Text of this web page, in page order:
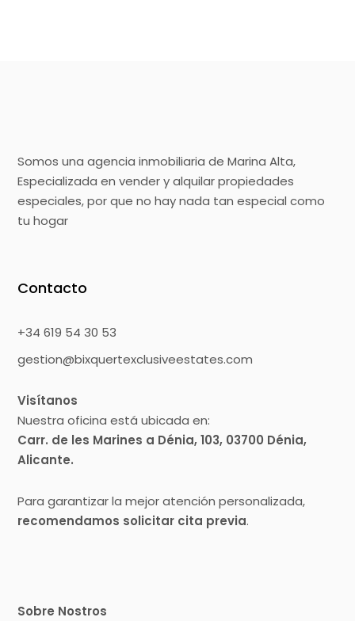
Somos una agencia inmobiliaria de Marina Alta,
Especializada en vender y alquilar propiedades
especiales, por que no hay nada tan especial como
tu hogar
Contacto
+34 619 54 30 53
gestion@bixquertexclusiveestates.com
Visítanos
Nuestra oficina está ubicada en:
Carr. de les Marines a Dénia, 103, 03700 Dénia,
Alicante.
Para garantizar la mejor atención personalizada,
recomendamos solicitar cita previa.
Sobre Nostros